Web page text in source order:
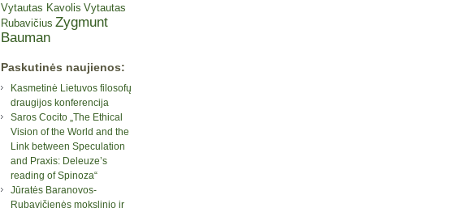
Vytautas Kavolis Vytautas
Rubavičius Zygmunt
Bauman
Paskutinės naujienos:
Kasmetinė Lietuvos filosofų
draugijos konferencija
Saros Cocito „The Ethical
Vision of the World and the
Link between Speculation
and Praxis: Deleuze’s
reading of Spinoza“
Jūratės Baranovos-
Rubavičienės mokslinio ir